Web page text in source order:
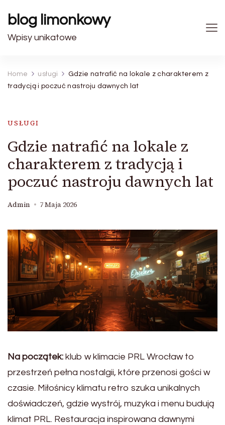
blog limonkowy
Wpisy unikatowe
Home usługi
Gdzie natrafić na lokale z charakterem z
tradycją i poczuć nastroju dawnych lat
USŁUGI
Gdzie natrafić na lokale z
charakterem z tradycją i
poczuć nastroju dawnych lat
Admin 7 Maja 2026
Na początek: klub w klimacie PRL Wrocław to
przestrzeń pełna nostalgii, które przenosi gości w
czasie. Miłośnicy klimatu retro szuka unikalnych
doświadczeń, gdzie wystrój, muzyka i menu budują
klimat PRL. Restauracja inspirowana dawnymi